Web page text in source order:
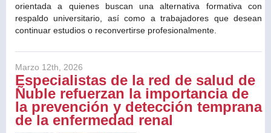
orientada a quienes buscan una alternativa formativa con
respaldo universitario, así como a trabajadores que desean
continuar estudios o reconvertirse profesionalmente.
Marzo 12th, 2026
Especialistas de la red de salud de
Ñuble refuerzan la importancia de
la prevención y detección temprana
de la enfermedad renal